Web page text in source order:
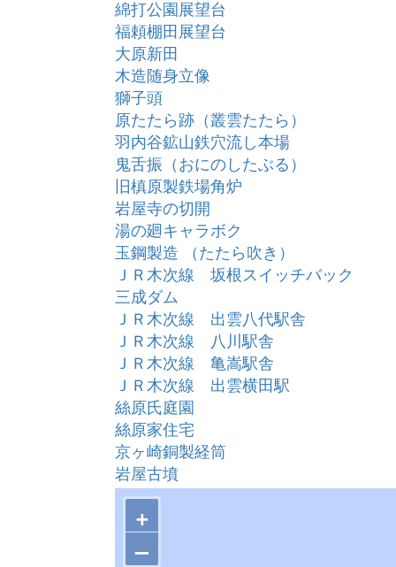
綿打公園展望台
福頼棚田展望台
大原新田
木造随身立像
獅子頭
原たたら跡（叢雲たたら）
羽内谷鉱山鉄穴流し本場
鬼舌振（おにのしたぶる）
旧槙原製鉄場角炉
岩屋寺の切開
湯の廻キャラボク
玉鋼製造 （たたら吹き）
ＪＲ木次線 坂根スイッチバック
三成ダム
ＪＲ木次線 出雲八代駅舎
ＪＲ木次線 八川駅舎
ＪＲ木次線 亀嵩駅舎
ＪＲ木次線 出雲横田駅
絲原氏庭園
絲原家住宅
京ヶ崎銅製経筒
岩屋古墳
亀石高殿鈩跡
大源寺跡宝篋印塔
蔵元のアカガシ
+
–